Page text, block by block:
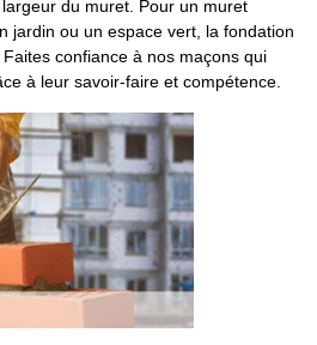
du muret. Pour un muret
jardin ou un espace vert, la fondation
confiance à nos maçons qui
à leur savoir-faire et compétence.